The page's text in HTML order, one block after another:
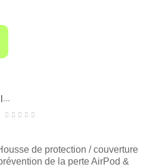
de protection / couverture
de la perte AirPod &